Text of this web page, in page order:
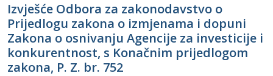
Izvješće Odbora za zakonodavstvo o
Prijedlogu zakona o izmjenama i dopuni
Zakona o osnivanju Agencije za investicije i
konkurentnost, s Konačnim prijedlogom
zakona, P. Z. br. 752